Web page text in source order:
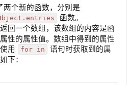
两个新的函数，分别是
函数。
回一个数组，该数组的内容是函
性的属性值。数组中得到的属性
用
for in
语句时获取到的属
下：